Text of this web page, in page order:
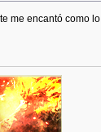
me encantó como lo